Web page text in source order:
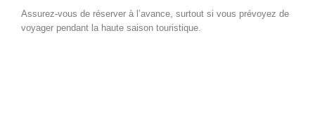
Assurez-vous de réserver à l’avance, surtout si vous prévoyez de
voyager pendant la haute saison touristique.